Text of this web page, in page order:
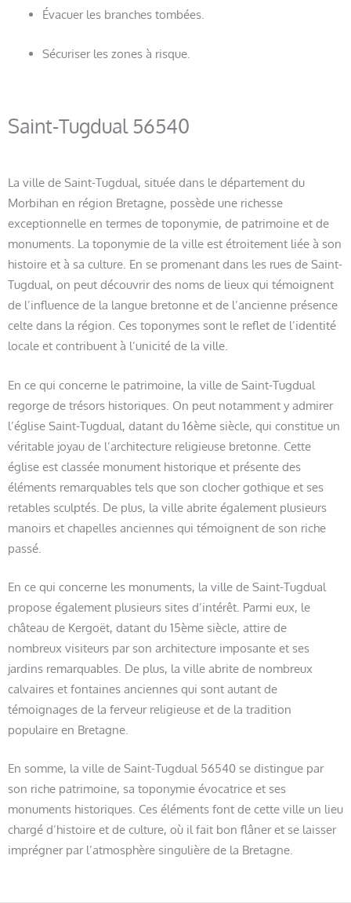
Évacuer les branches tombées.
Sécuriser les zones à risque.
Saint-Tugdual 56540
La ville de Saint-Tugdual, située dans le département du
Morbihan en région Bretagne, possède une richesse
exceptionnelle en termes de toponymie, de patrimoine et de
monuments. La toponymie de la ville est étroitement liée à son
histoire et à sa culture. En se promenant dans les rues de Saint-
Tugdual, on peut découvrir des noms de lieux qui témoignent
de l’influence de la langue bretonne et de l’ancienne présence
celte dans la région. Ces toponymes sont le reflet de l’identité
locale et contribuent à l’unicité de la ville.
En ce qui concerne le patrimoine, la ville de Saint-Tugdual
regorge de trésors historiques. On peut notamment y admirer
l’église Saint-Tugdual, datant du 16ème siècle, qui constitue un
véritable joyau de l’architecture religieuse bretonne. Cette
église est classée monument historique et présente des
éléments remarquables tels que son clocher gothique et ses
retables sculptés. De plus, la ville abrite également plusieurs
manoirs et chapelles anciennes qui témoignent de son riche
passé.
En ce qui concerne les monuments, la ville de Saint-Tugdual
propose également plusieurs sites d’intérêt. Parmi eux, le
château de Kergoët, datant du 15ème siècle, attire de
nombreux visiteurs par son architecture imposante et ses
jardins remarquables. De plus, la ville abrite de nombreux
calvaires et fontaines anciennes qui sont autant de
témoignages de la ferveur religieuse et de la tradition
populaire en Bretagne.
En somme, la ville de Saint-Tugdual 56540 se distingue par
son riche patrimoine, sa toponymie évocatrice et ses
monuments historiques. Ces éléments font de cette ville un lieu
chargé d’histoire et de culture, où il fait bon flâner et se laisser
imprégner par l’atmosphère singulière de la Bretagne.